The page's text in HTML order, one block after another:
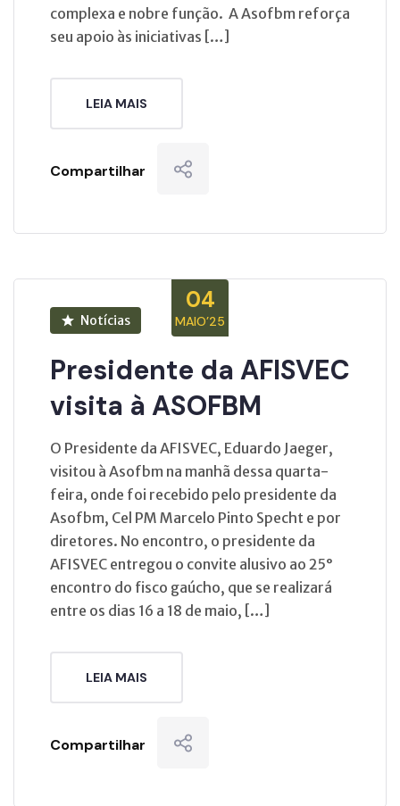
complexa e nobre função. A Asofbm reforça
seu apoio às iniciativas […]
LEIA MAIS
Compartilhar
04
MAIO’25
Notícias
Presidente da AFISVEC
visita à ASOFBM
O Presidente da AFISVEC, Eduardo Jaeger,
visitou à Asofbm na manhã dessa quarta-
feira, onde foi recebido pelo presidente da
Asofbm, Cel PM Marcelo Pinto Specht e por
diretores. No encontro, o presidente da
AFISVEC entregou o convite alusivo ao 25°
encontro do fisco gaúcho, que se realizará
entre os dias 16 a 18 de maio, […]
LEIA MAIS
Compartilhar